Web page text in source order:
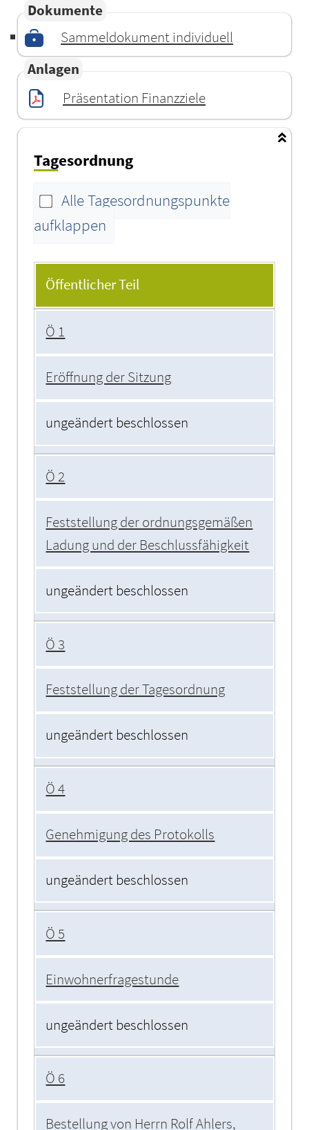
Dokumente
Sammeldokument individuell
Anlagen
Präsentation Finanzziele
Tagesordnung
Alle Tagesordnungspunkte
aufklappen
Tagesordnung
Öffentlicher Teil
Ö 1
Eröffnung der Sitzung
ungeändert beschlossen
Ö 2
Feststellung der ordnungsgemäßen
Ladung und der Beschlussfähigkeit
ungeändert beschlossen
Ö 3
Feststellung der Tagesordnung
ungeändert beschlossen
Ö 4
Genehmigung des Protokolls
ungeändert beschlossen
Ö 5
Einwohnerfragestunde
ungeändert beschlossen
Ö 6
Bestellung von Herrn Rolf Ahlers,